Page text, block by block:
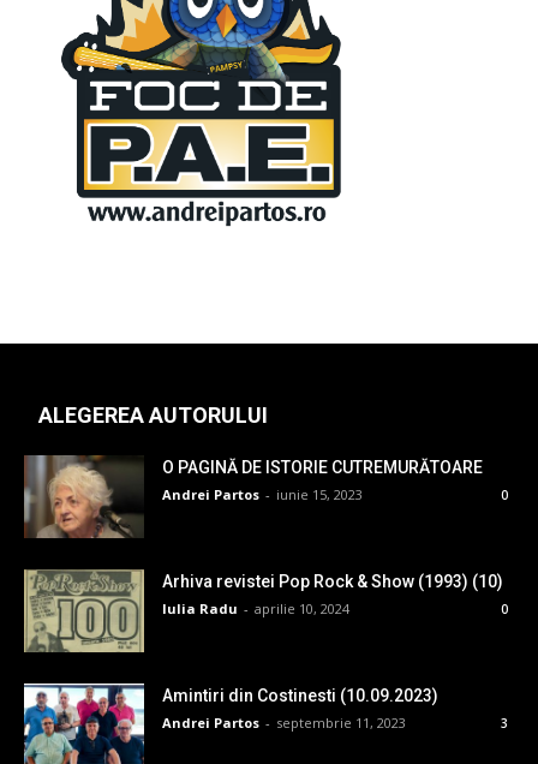
ALEGEREA AUTORULUI
O PAGINĂ DE ISTORIE CUTREMURĂTOARE
Andrei Partos - iunie 15, 2023 0
Arhiva revistei Pop Rock & Show (1993) (10)
Iulia Radu - aprilie 10, 2024 0
Amintiri din Costinesti (10.09.2023)
Andrei Partos - septembrie 11, 2023 3